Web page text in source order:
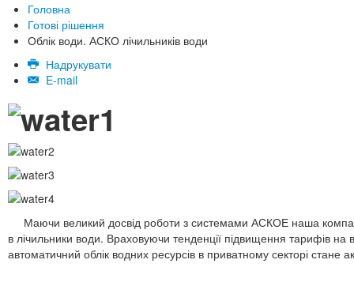
Головна
Готові рішення
Облік води. АСКО лічильників води
Надрукувати
E-mail
Маючи великий досвід роботи з системами АСКОЕ наша
в лічильники води. Враховуючи тенденції підвищення тарифів на
автоматичний облік водних ресурсів в приватному секторі стане